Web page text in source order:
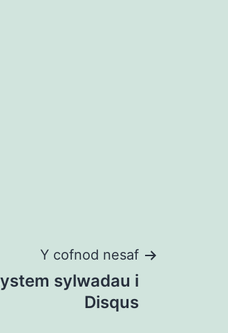
Y cofnod nesaf
sylwadau i
Disqus